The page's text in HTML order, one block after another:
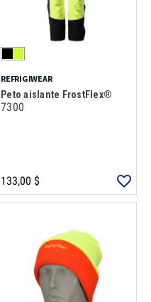
REFRIGIWEAR
Peto aislante FrostFlex®
7300
133,00 $